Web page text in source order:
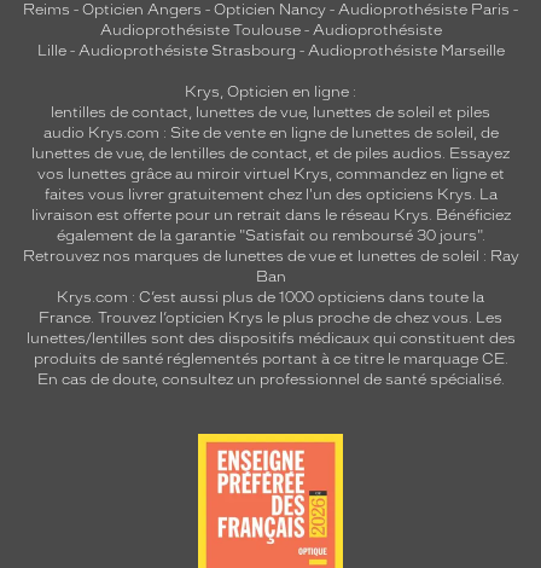
Reims - Opticien Angers - Opticien Nancy - Audioprothésiste Paris -
Audioprothésiste Toulouse- Audioprothésiste
Lille- Audioprothésiste Strasbourg - Audioprothésiste Marseille
Krys, Opticien en ligne :
lentilles de contact, lunettes de vue, lunettes de soleil et piles
audio Krys.com : Site de vente en ligne de lunettes de soleil, de
lunettes de vue, de lentilles de contact, et de piles audios. Essayez
vos lunettes grâce au miroir virtuel Krys, commandez en ligne et
faites vous livrer gratuitement chez l'un des opticiens Krys. La
livraison est offerte pour un retrait dans le réseau Krys. Bénéficiez
également de la garantie "Satisfait ou remboursé 30 jours".
Retrouvez nos marques de lunettes de vue et lunettes de soleil : Ray
Ban
Krys.com : C’est aussi plus de 1000 opticiens dans toute la
France. Trouvez l’opticien Krys le plus proche de chez vous. Les
lunettes/lentilles sont des dispositifs médicaux qui constituent des
produits de santé réglementés portant à ce titre le marquage CE.
En cas de doute, consultez un professionnel de santé spécialisé.